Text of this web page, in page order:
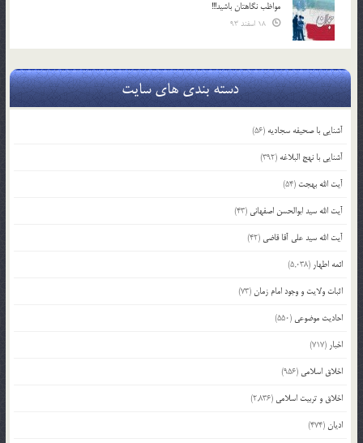
مواظب نگاهتان باشید!!!
دسته بندی های سایت
آشنایی با صحیفه سجادیه (56)
آشنایی با نهج البلاغه (392)
آیت الله بهجت (54)
آیت الله سید ابوالحسن اصفهانی (43)
آیت الله سید علی آقا قاضی (42)
ائمه اطهار (5,038)
اثبات ولایت و وجود امام زمان(73)
احادیث موضوعی (550)
اخبار (717)
اخلاق اسلامی (956)
اخلاق و تربیت اسلامی (2,836)
ادیان(474)